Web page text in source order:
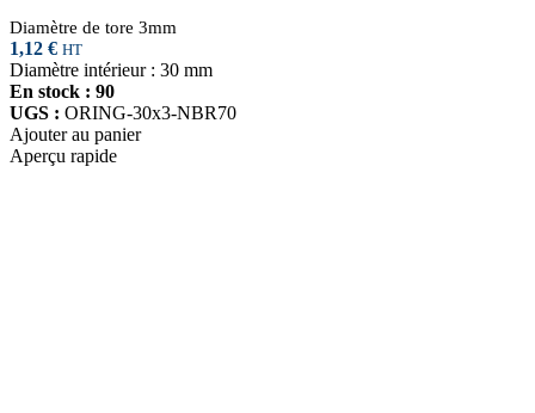
Diamètre de tore 3mm
1,12 € HT
Diamètre intérieur : 30 mm
En stock : 90
UGS : ORING-30x3-NBR70
Ajouter au panier
Aperçu rapide